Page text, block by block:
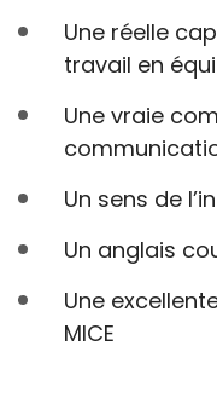
Une réelle
travail en
Une vraie
Un sens de
Un anglais
Une
MICE